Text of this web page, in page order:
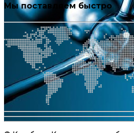
Мы поставляем быстро